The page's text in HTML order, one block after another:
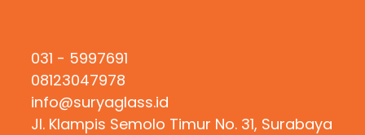
031 - 5997691
08123047978
info@suryaglass.id
Jl. Klampis Semolo Timur No. 31, Surabaya